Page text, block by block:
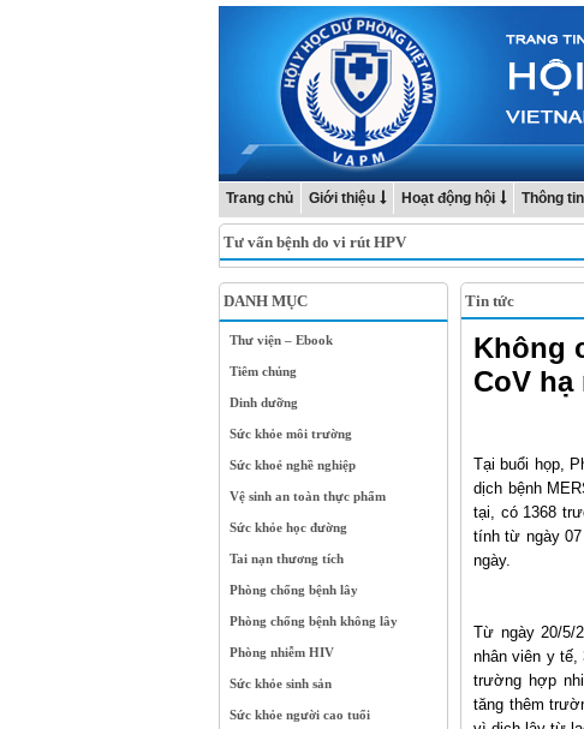
Trang chủ Giới thiệu Hoạt động hội Thông
Tư vấn bệnh do vi rút HPV
DANH MỤC
Thư viện – Ebook
Tiêm chủng
Dinh dưỡng
Sức khỏe môi trường
Sức khoẻ nghề nghiệp
Vệ sinh an toàn thực phẩm
Sức khỏe học đường
Tai nạn thương tích
Phòng chống bệnh lây
Phòng chống bệnh không lây
Phòng nhiễm HIV
Sức khỏe sinh sản
Sức khỏe người cao tuổi
Tin tức
Không
CoV hạ
Tại buổi họp,
dịch bệnh
tại, có 1368
tính từ ngày
ngày.
Từ ngày 20/5/
nhân viên y tế,
trường hợp
tăng thêm